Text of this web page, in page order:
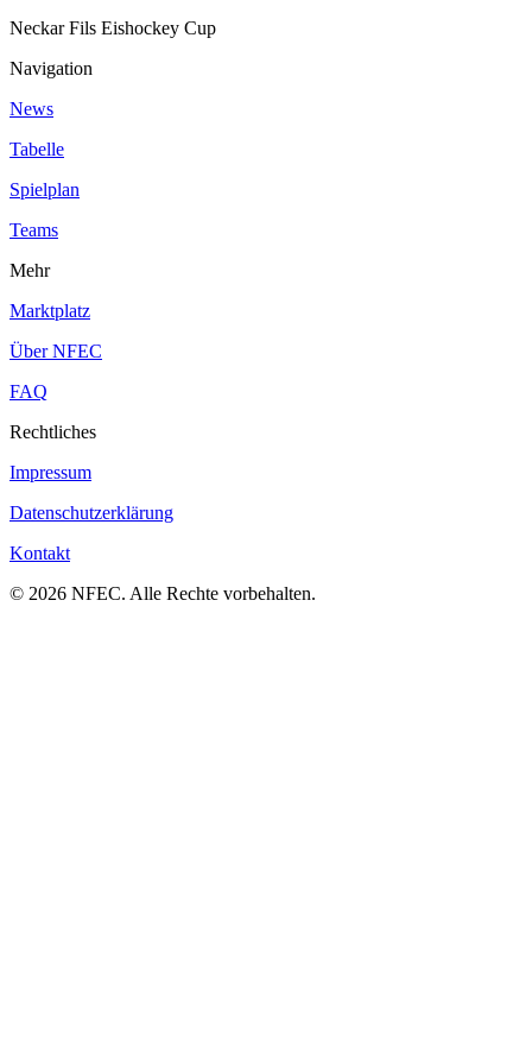
Neckar Fils Eishockey Cup
Navigation
News
Tabelle
Spielplan
Teams
Mehr
Marktplatz
Über NFEC
FAQ
Rechtliches
Impressum
Datenschutzerklärung
Kontakt
© 2026 NFEC. Alle Rechte vorbehalten.